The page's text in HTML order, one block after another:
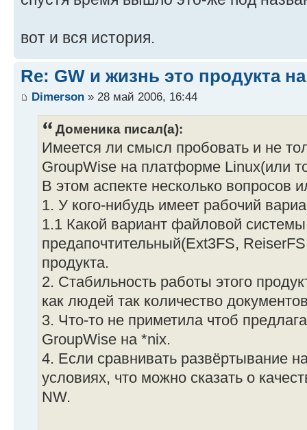
вот и вся история.
Re: GW и жизнь это продукта
Dimerson » 28 май 2006, 16:44
Доменика писал(а):
Имеется ли смысл пробовать и не
GroupWise на платформе Linux(или
В этом аспекте несколько вопросов
1. У кого-нибудь имеет рабочий
1.1 Какой вариант файловой системы
предапочтительный(Ext3FS,
продукта.
2. Стабильность работы этого
как людей так количество
3. Что-то не приметила чтоб
GroupWise на *nix.
4. Если сравнивать развёртывание
условиях, что можно сказать о
NW.